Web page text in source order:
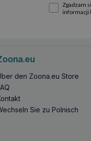
Zgadzam
informacji
den Zoona.eu Store
Sie zu Polnisch